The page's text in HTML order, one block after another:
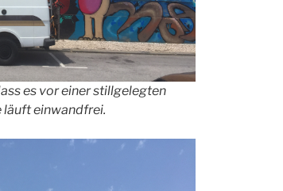
es vor einer stillgelegten
läuft einwandfrei.